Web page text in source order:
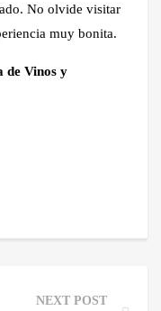
No olvide visitar
muy bonita.
de Vinos y
NEXT POST